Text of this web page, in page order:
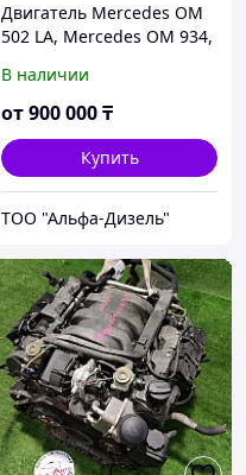
Двигатель Mercedes OM
502 LA, Mercedes OM 934,
Mercedes M 936 G,
Mercedes OM 470
В наличии
от900 000₸
Купить
ТОО "Альфа-Дизель"